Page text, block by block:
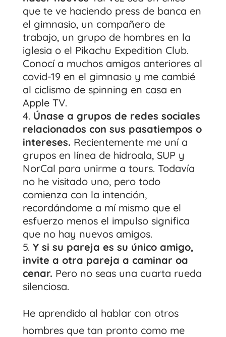
que te ve haciendo press de banca en
el gimnasio, un compañero de
trabajo, un grupo de hombres en la
iglesia o el Pikachu Expedition Club.
Conocí a muchos amigos anteriores al
covid-19 en el gimnasio y me cambié
al ciclismo de spinning en casa en
Apple TV.
Únase a grupos de redes sociales
relacionados con sus pasatiempos o
intereses. Recientemente me uní a
grupos en línea de hidroala, SUP y
NorCal para unirme a tours. Todavía
no he visitado uno, pero todo
comienza con la intención,
recordándome a mí mismo que el
esfuerzo menos el impulso significa
que no hay nuevos amigos.
Y si su pareja es su único amigo,
invite a otra pareja a caminar oa
cenar. Pero no seas una cuarta rueda
silenciosa.
He aprendido al hablar con otros
hombres que tan pronto como me